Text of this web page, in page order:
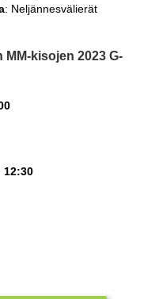
: Neljännesvälierät
kisojen 2023 G-
12:30